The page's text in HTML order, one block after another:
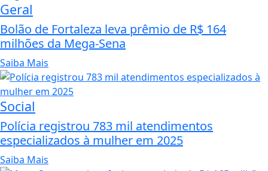
Geral
Bolão de Fortaleza leva prêmio de R$ 164
milhões da Mega-Sena
Saiba Mais
Social
Polícia registrou 783 mil atendimentos
especializados à mulher em 2025
Saiba Mais